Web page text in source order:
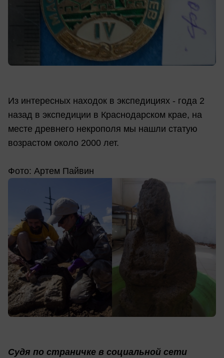
Из интересных находок в экспедициях - года 2
назад в экспедиции в Краснодарском крае, на
месте древнего некрополя мы нашли статую
возрастом около 2000 лет.
Фото: Артем Пайвин
Судя по страничке в социальной сети